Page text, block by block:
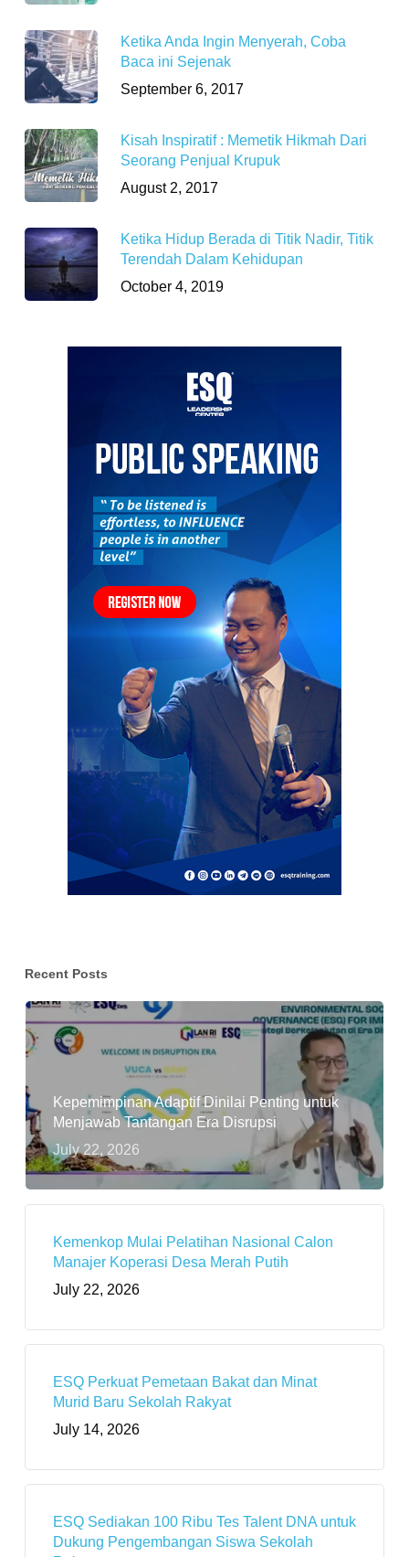
Ketika Anda Ingin Menyerah, Coba
Baca ini Sejenak
September 6, 2017
Kisah Inspiratif : Memetik Hikmah Dari
Seorang Penjual Krupuk
August 2, 2017
Ketika Hidup Berada di Titik Nadir, Titik
Terendah Dalam Kehidupan
October 4, 2019
Recent Posts
Kepemimpinan Adaptif Dinilai Penting untuk
Menjawab Tantangan Era Disrupsi
July 22, 2026
Kemenkop Mulai Pelatihan Nasional Calon
Manajer Koperasi Desa Merah Putih
July 22, 2026
ESQ Perkuat Pemetaan Bakat dan Minat
Murid Baru Sekolah Rakyat
July 14, 2026
ESQ Sediakan 100 Ribu Tes Talent DNA untuk
Dukung Pengembangan Siswa Sekolah